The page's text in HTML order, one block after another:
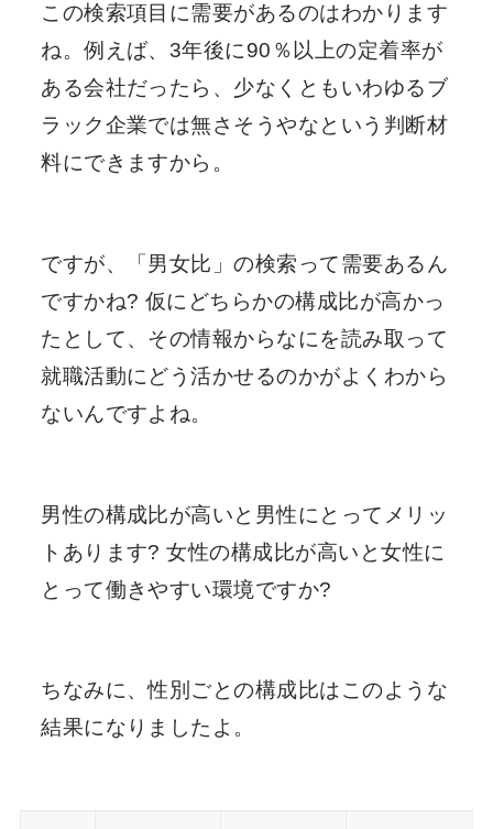
この検索項目に需要があるのはわかります
ね。例えば、3年後に90％以上の定着率が
ある会社だったら、少なくともいわゆるブ
ラック企業では無さそうやなという判断材
料にできますから。
ですが、「男女比」の検索って需要あるん
ですかね? 仮にどちらかの構成比が高かっ
たとして、その情報からなにを読み取って
就職活動にどう活かせるのかがよくわから
ないんですよね。
男性の構成比が高いと男性にとってメリッ
トあります? 女性の構成比が高いと女性に
とって働きやすい環境ですか?
ちなみに、性別ごとの構成比はこのような
結果になりましたよ。